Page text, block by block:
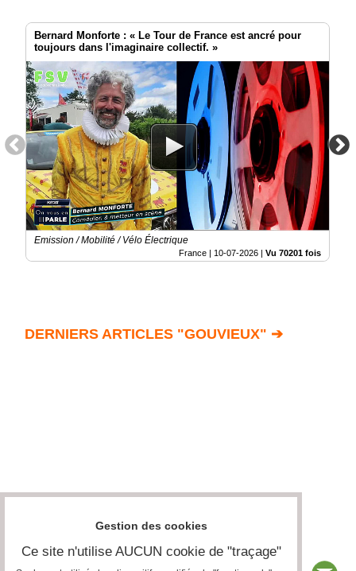
Bernard Monforte : « Le Tour de France est ancré pour
toujours dans l'imaginaire collectif. »
Emission / Mobilité / Vélo Électrique
France | 10-07-2026 | Vu 70201 fois
DERNIERS ARTICLES "GOUVIEUX" ➔
Gestion des cookies
Ce site n'utilise AUCUN cookie de "traçage"